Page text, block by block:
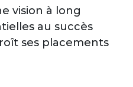
vision à long
au succès
ses placements